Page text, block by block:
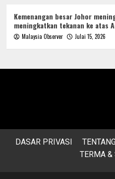
Kemenangan besar Johor
meningkatkan tekanan ke atas
Malaysia Observer Julai 15, 2026
DASAR PRIVASI
TERMA &